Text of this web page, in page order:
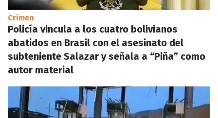
Crimen
Policía vincula a los cuatro bolivianos
abatidos en Brasil con el asesinato del
subteniente Salazar y señala a “Piña” como
autor material